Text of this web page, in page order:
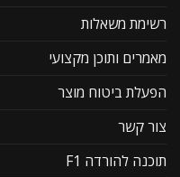
רשימת משאלות
מאמרים ותוכן מקצועי
הפעלת ביטוח מוצר
צור קשר
תוכנה להורדה F1